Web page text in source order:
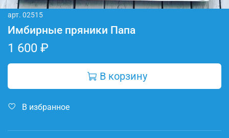
арт. 02515
Имбирные пряники Папа
1 600 ₽
В корзину
В избранное